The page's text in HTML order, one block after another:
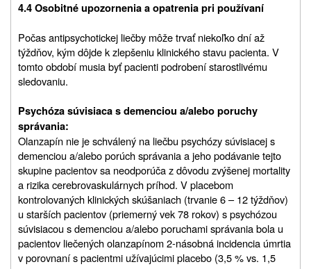
4.4 Osobitné upozornenia a opatrenia pri používaní
Počas antipsychotickej liečby môže trvať niekoľko dní až
týždňov, kým dôjde k zlepšeniu klinického stavu pacienta. V
tomto období musia byť pacienti podrobení starostlivému
sledovaniu.
Psychóza súvisiaca s demenciou a/alebo poruchy
správania:
Olanzapín nie je schválený na liečbu psychózy súvisiacej s
demenciou a/alebo porúch správania a jeho podávanie tejto
skupine pacientov sa neodporúča z dôvodu zvýšenej mortality
a rizika cerebrovaskulárnych príhod. V placebom
kontrolovaných klinických skúšaniach (trvanie 6 – 12 týždňov)
u starších pacientov (priemerný vek 78 rokov) s psychózou
súvisiacou s demenciou a/alebo poruchami správania bola u
pacientov liečených olanzapínom 2‑násobná incidencia úmrtia
v porovnaní s pacientmi užívajúcimi placebo (3,5 % vs. 1,5